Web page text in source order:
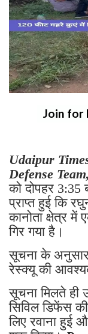
Join for
Udaipur
Defense
को दोपहर
प्राप्त हुई कि
कानोता क्षेत्र
गिर गया है।
सूचना के अनुसार
रेस्क्यू की
सूचना मिलते ही
सिविल डिफेंस
लिए रवाना